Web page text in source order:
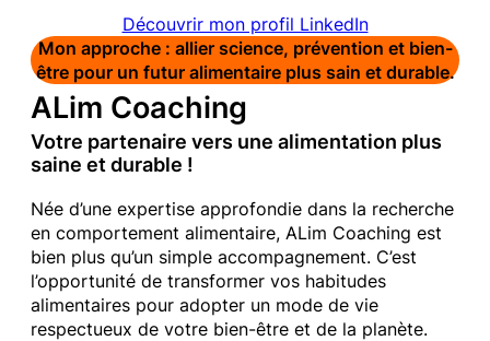
Découvrir mon profil LinkedIn
Mon approche : allier science, prévention et bien-
être pour un futur alimentaire plus sain et durable.
ALim Coaching
Votre partenaire vers une alimentation plus
saine et durable !
Née d’une expertise approfondie dans la recherche
en comportement alimentaire, ALim Coaching est
bien plus qu’un simple accompagnement. C’est
l’opportunité de transformer vos habitudes
alimentaires pour adopter un mode de vie
respectueux de votre bien-être et de la planète.